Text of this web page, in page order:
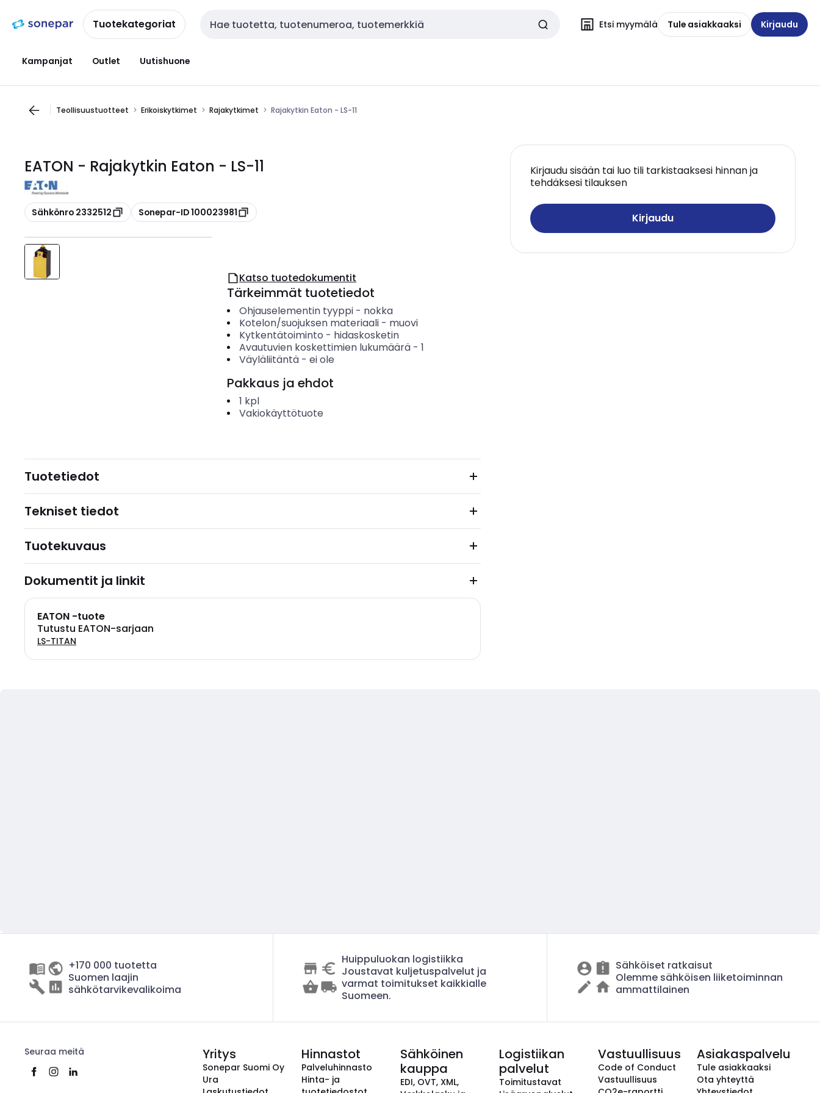
navigointiinsisältöönTuotekategoriat Haku Etsi myymälä Tule asiakkaaksi Kirjaudu
Kampanjat Outlet Uutishuone
Teollisuustuotteet Erikoiskytkimet Rajakytkimet Rajakytkin Eaton - LS-11
EATON - Rajakytkin Eaton - LS-11
Kopioi
Sähkönro 2332512 Kopioi
Sonepar-ID 100023981
Kirjaudu sisään tai luo tili tarkistaaksesi hinnan ja
tehdäksesi tilauksen
Kirjaudu
Katso tuotedokumentit
Tärkeimmät tuotetiedot
Ohjauselementin tyyppi- nokka
Kotelon/suojuksen materiaali- muovi
Kytkentätoiminto - hidaskosketin
Avautuvien koskettimien lukumäärä- 1
Väyläliitäntä- ei ole
Pakkaus ja ehdot
1 kpl
Vakiokäyttötuote
Tuotetiedot
Tekniset tiedot
Tuotekuvaus
Dokumentit ja linkit
EATON -tuote
Tutustu EATON-sarjaan
LS-TITAN
+170 000 tuotetta
Suomen laajin
sähkötarvikevalikoima
Huippuluokan logistiikka
Joustavat kuljetuspalvelut ja
varmat toimitukset kaikkialle
Suomeen.
Sähköiset ratkaisut
Olemme sähköisen liiketoiminnan
ammattilainen
Seuraa meitä Yritys
Sonepar Suomi Oy
Ura
Hinnastot
Palveluhinnasto
Hinta- ja
Sähköinen
kauppa
EDI, OVT, XML,
Logistiikan
palvelut
Toimitustavat
Vastuullisuus
Code of Conduct
Vastuullisuus
Asiakaspalvelu
Tule asiakkaaksi
Ota yhteyttä